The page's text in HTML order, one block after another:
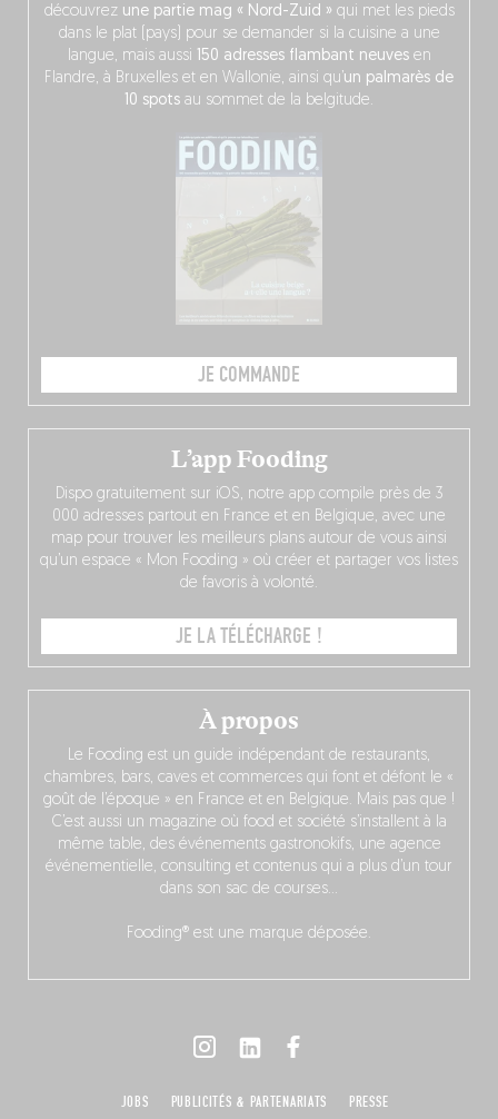
découvrez une partie mag « Nord-Zuid » qui met les pieds
dans le plat (pays) pour se demander si la cuisine a une
langue, mais aussi 150 adresses flambant neuvesen
Flandre, à Bruxelles et en Wallonie, ainsi qu’ un palmarès de
10 spots au sommet de la belgitude.
JE COMMANDE
À propos
Le Fooding est un guide indépendant de restaurants,
chambres, bars, caves et commerces qui font et défont le «
goût de l’époque » en France et en Belgique. Mais pas que !
C’est aussi un magazine où food et société s’installent à la
même table, des événements gastronokifs, une agence
événementielle, consulting et contenus qui a plus d’un tour
dans son sac de courses…
Fooding® est une marque déposée.
L’app Fooding
Dispo gratuitement sur iOS, notre app compile près de 3
000 adresses partout en France et en Belgique, avec une
map pour trouver les meilleurs plans autour de vous ainsi
qu’un espace « Mon Fooding » où créer et partager vos listes
de favoris à volonté.
JE LA TÉLÉCHARGE !
JOBS PUBLICITÉS & PARTENARIATS PRESSE